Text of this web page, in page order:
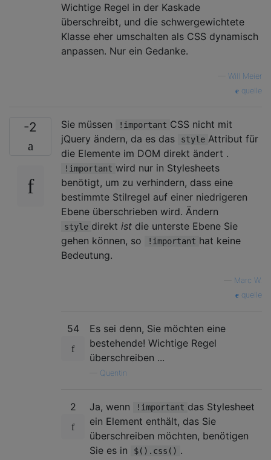
Wichtige Regel in der Kaskade
überschreibt, und die schwergewichtete
Klasse eher umschalten als CSS dynamisch
anpassen. Nur ein Gedanke.
Will Meier
quelle
-2 Sie müssen !important CSS nicht mit
jQuery ändern, da es das
style Attribut für
die Elemente im DOM direkt ändert .
!important wird nur in Stylesheets
benötigt, um zu verhindern, dass eine
bestimmte Stilregel auf einer niedrigeren
Ebene überschrieben wird. Ändern
style direkt ist die unterste Ebene Sie
gehen können, so
!important hat keine
Bedeutung.
Marc W.
quelle
54
Es sei denn, Sie möchten eine
bestehende! Wichtige Regel
überschreiben ...
Quentin
2 Ja, wenn !important das Stylesheet
ein Element enthält, das Sie
überschreiben möchten, benötigen
Sie es in
$().css() .